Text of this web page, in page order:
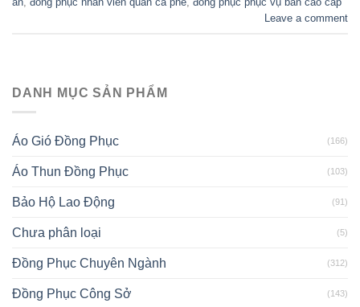
Leave a comment
DANH MỤC SẢN PHẨM
Áo Gió Đồng Phục (166)
Áo Thun Đồng Phục (103)
Bảo Hộ Lao Động (91)
Chưa phân loại (5)
Đồng Phục Chuyên Ngành (312)
Đồng Phục Công Sở (143)